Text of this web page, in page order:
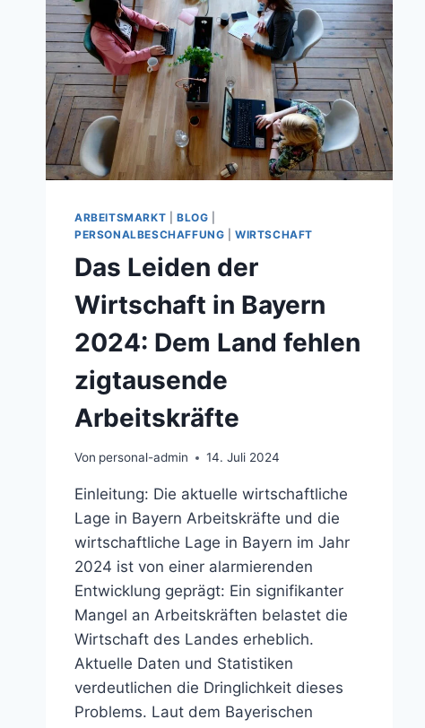
ARBEITSMARKT BLOG
PERSONALBESCHAFFUNG |WIRTSCHAFT
Das Leiden der
Wirtschaft in Bayern
2024: Dem Land fehlen
zigtausende
Arbeitskräfte
Von personal-admin 14. Juli 2024
Einleitung: Die aktuelle wirtschaftliche
Lage in Bayern Arbeitskräfte und die
wirtschaftliche Lage in Bayern im Jahr
2024 ist von einer alarmierenden
Entwicklung geprägt: Ein signifikanter
Mangel an Arbeitskräften belastet die
Wirtschaft des Landes erheblich.
Aktuelle Daten und Statistiken
verdeutlichen die Dringlichkeit dieses
Problems. Laut dem Bayerischen